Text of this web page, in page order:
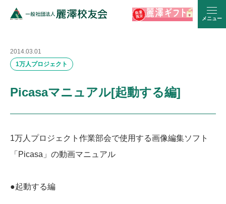
メニュー
2014.03.01
1万人プロジェクト
Picasaマニュアル[起動する編]
1万人プロジェクト作業部会で使用する画像編集ソフト
「Picasa」の動画マニュアル
●起動する編